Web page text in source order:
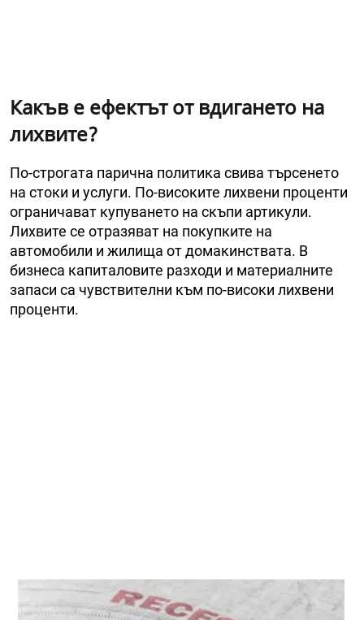
Какъв е ефектът от вдигането на
лихвите?
По-строгата парична политика свива търсенето
на стоки и услуги. По-високите лихвени проценти
ограничават купуването на скъпи артикули.
Лихвите се отразяват на покупките на
автомобили и жилища от домакинствата. В
бизнеса капиталовите разходи и материалните
запаси са чувствителни към по-високи лихвени
проценти.